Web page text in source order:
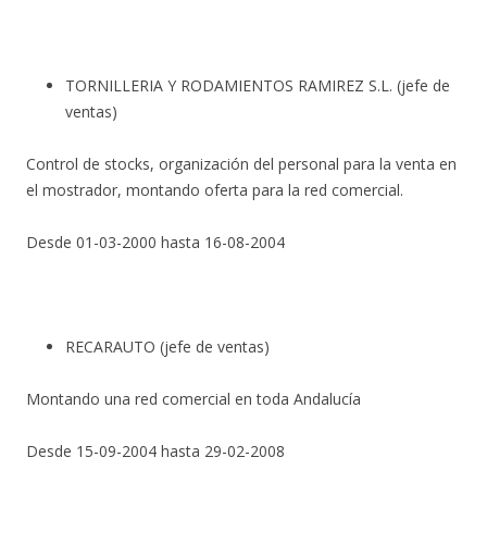
TORNILLERIA Y RODAMIENTOS RAMIREZ S.L. (jefe de
ventas)
Control de stocks, organización del personal para la venta en
el mostrador, montando oferta para la red comercial.
Desde 01-03-2000 hasta 16-08-2004
RECARAUTO (jefe de ventas)
Montando una red comercial en toda Andalucía
Desde 15-09-2004 hasta 29-02-2008